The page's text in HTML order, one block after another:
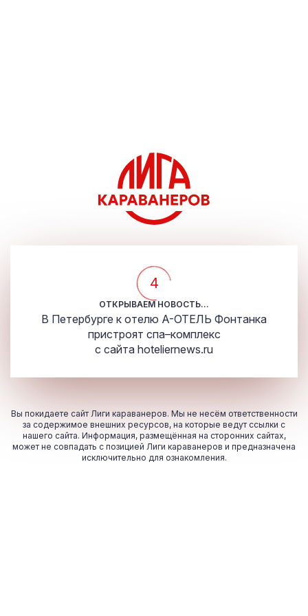
4
ОТКРЫВАЕМ НОВОСТЬ...
В Петербурге к отелю A-ОТЕЛЬ Фонтанка
пристроят спа–комплекс
с сайта hoteliernews.ru
Вы покидаете сайт Лиги караванеров. Мы не несём ответственности
за содержимое внешних ресурсов, на которые ведут ссылки с
нашего сайта. Информация, размещённая на сторонних сайтах,
может не совпадать с позицией Лиги караванеров и предназначена
исключительно для ознакомления.